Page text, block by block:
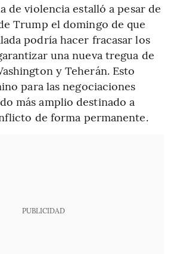
de violencia estalló a pesar de
Trump el domingo de que
podría hacer fracasar los
una nueva tregua de
y Teherán. Esto
para las negociaciones
más amplio destinado a
de forma permanente.
PUBLICIDAD